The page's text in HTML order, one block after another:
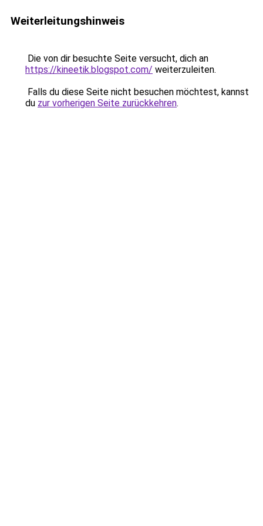
Weiterleitungshinweis
Die von dir besuchte Seite versucht, dich an
https://kineetik.blogspot.com/ weiterzuleiten.
Falls du diese Seite nicht besuchen möchtest, kannst
du zur vorherigen Seite zurückkehren.